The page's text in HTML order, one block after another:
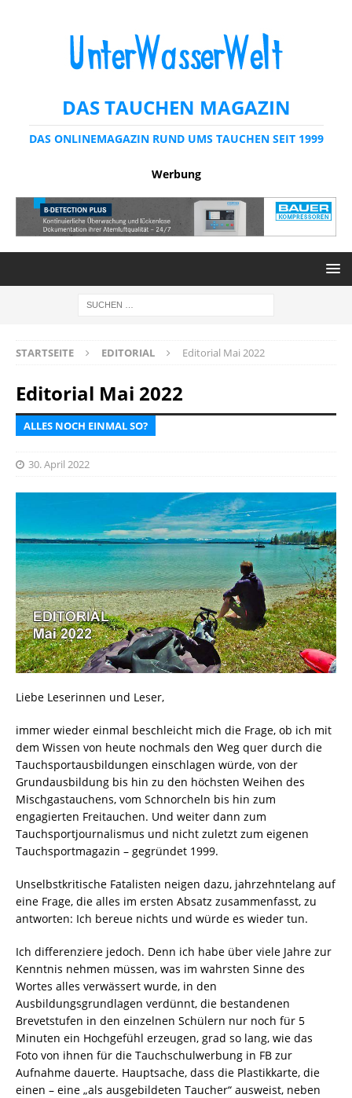
DAS TAUCHEN MAGAZIN
DAS ONLINEMAGAZIN RUND UMS TAUCHEN SEIT 1999
Werbung
STARTSEITE EDITORIAL Editorial Mai 2022
Editorial Mai 2022
ALLES NOCH EINMAL SO?
30. April 2022
Liebe Leserinnen und Leser,
immer wieder einmal beschleicht mich die Frage, ob ich mit
dem Wissen von heute nochmals den Weg quer durch die
Tauchsportausbildungen einschlagen würde, von der
Grundausbildung bis hin zu den höchsten Weihen des
Mischgastauchens, vom Schnorcheln bis hin zum
engagierten Freitauchen. Und weiter dann zum
Tauchsportjournalismus und nicht zuletzt zum eigenen
Tauchsportmagazin – gegründet 1999.
Unselbstkritische Fatalisten neigen dazu, jahrzehntelang auf
eine Frage, die alles im ersten Absatz zusammenfasst, zu
antworten: Ich bereue nichts und würde es wieder tun.
Ich differenziere jedoch. Denn ich habe über viele Jahre zur
Kenntnis nehmen müssen, was im wahrsten Sinne des
Wortes alles verwässert wurde, in den
Ausbildungsgrundlagen verdünnt, die bestandenen
Brevetstufen in den einzelnen Schülern nur noch für 5
Minuten ein Hochgefühl erzeugen, grad so lang, wie das
Foto von ihnen für die Tauchschulwerbung in FB zur
Aufnahme dauerte. Hauptsache, dass die Plastikkarte, die
einen – eine „als ausgebildeten Taucher“ ausweist, neben